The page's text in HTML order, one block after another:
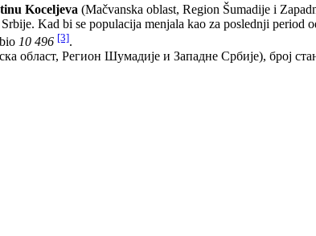
Koceljeva (Mačvanska oblast, Region Šumadije i
Kad bi se populacija menjala kao za poslednji period
10 496 [3].
област, Регион Шумадије и Западне Србије), број